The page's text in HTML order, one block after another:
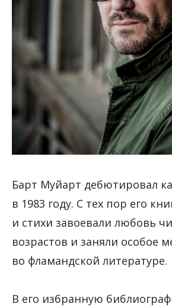
Барт Муйарт дебютировал
в 1983 году. С тех пор его
и стихи завоевали любовь
возрастов и заняли особое
во фламандской литературе.
В его избранную